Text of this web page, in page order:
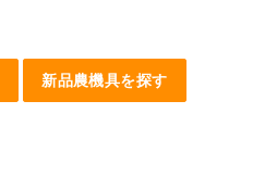
新品農機具を探す